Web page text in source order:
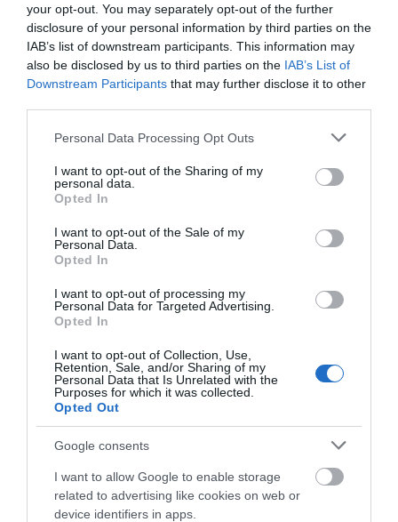
your opt-out. You may separately opt-out of the further
disclosure of your personal information by third parties on the
IAB’s list of downstream participants. This information may
also be disclosed by us to third parties on the IAB’s List of
Downstream Participants that may further disclose it to other
Please note that this website/app uses one or more Google
not limited to your visit or usage behaviour. You may click to
grant or deny consent to Google and its third-party tags to
use your data for below specified purposes in below Google
consent section.
Personal Data Processing Opt Outs
I want to opt-out of the Sharing of my
personal data.
Opted In
I want to opt-out of the Sale of my
Personal Data.
Opted In
I want to opt-out of processing my
Personal Data for Targeted Advertising.
Opted In
I want to opt-out of Collection, Use,
Retention, Sale, and/or Sharing of my
Personal Data that Is Unrelated with the
Purposes for which it was collected.
Opted Out
Google consents
I want to allow Google to enable storage
related to advertising like cookies on web or
device identifiers in apps.
07.08.2026 | 00:10
Συνελήφθη 63χρονη για τη φωτιά
στη Σκύρο
06.08.2026 | 23:15
Φωτιά στη Σκύρο: Δύσκολη νύχτα
και βίντεο
06.08.2026 | 22:04